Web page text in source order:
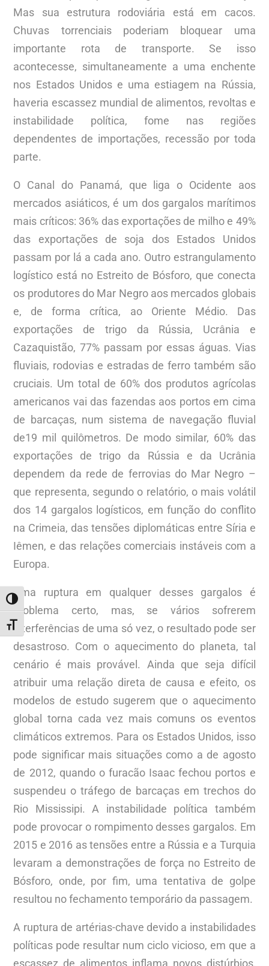
ALTERNAR ALTO CONTRASTE
ALTERNAR TAMANHO DA FONTE
Mas sua estrutura rodoviária está em cacos.
Chuvas torrenciais poderiam bloquear uma
importante rota de transporte. Se isso
acontecesse, simultaneamente a uma enchente
nos Estados Unidos e uma estiagem na Rússia,
haveria escassez mundial de alimentos, revoltas e
instabilidade política, fome nas regiões
dependentes de importações, recessão por toda
parte.
O Canal do Panamá, que liga o Ocidente aos
mercados asiáticos, é um dos gargalos marítimos
mais críticos: 36% das exportações de milho e 49%
das exportações de soja dos Estados Unidos
passam por lá a cada ano. Outro estrangulamento
logístico está no Estreito de Bósforo, que conecta
os produtores do Mar Negro aos mercados globais
e, de forma crítica, ao Oriente Médio. Das
exportações de trigo da Rússia, Ucrânia e
Cazaquistão, 77% passam por essas águas. Vias
fluviais, rodovias e estradas de ferro também são
cruciais. Um total de 60% dos produtos agrícolas
americanos vai das fazendas aos portos em cima
de barcaças, num sistema de navegação fluvial
de19 mil quilômetros. De modo similar, 60% das
exportações de trigo da Rússia e da Ucrânia
dependem da rede de ferrovias do Mar Negro –
que representa, segundo o relatório, o mais volátil
dos 14 gargalos logísticos, em função do conflito
na Crimeia, das tensões diplomáticas entre Síria e
Iêmen, e das relações comerciais instáveis com a
Europa.
Uma ruptura em qualquer desses gargalos é
problema certo, mas, se vários sofrerem
interferências de uma só vez, o resultado pode ser
desastroso. Com o aquecimento do planeta, tal
cenário é mais provável. Ainda que seja difícil
atribuir uma relação direta de causa e efeito, os
modelos de estudo sugerem que o aquecimento
global torna cada vez mais comuns os eventos
climáticos extremos. Para os Estados Unidos, isso
pode significar mais situações como a de agosto
de 2012, quando o furacão Isaac fechou portos e
suspendeu o tráfego de barcaças em trechos do
Rio Mississipi. A instabilidade política também
pode provocar o rompimento desses gargalos. Em
2015 e 2016 as tensões entre a Rússia e a Turquia
levaram a demonstrações de força no Estreito de
Bósforo, onde, por fim, uma tentativa de golpe
resultou no fechamento temporário da passagem.
A ruptura de artérias-chave devido a instabilidades
políticas pode resultar num ciclo vicioso, em que a
escassez de alimentos inflama novos distúrbios,